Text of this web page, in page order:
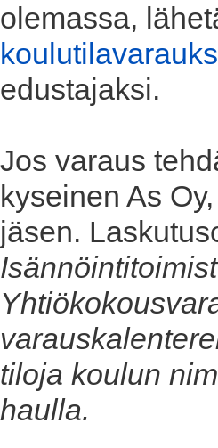
olemassa,
edustajaksi.
Jos varaus
kyseinen As
jäsen.
tiloja koulun
haulla.